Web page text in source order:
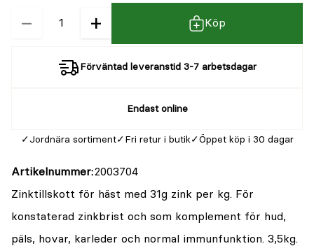
−
Kvantitet + Köp
Förväntad leveranstid 3-7 arbetsdagar
Endast online
Jordnära sortiment Fri retur i butik Öppet köp i 30 dagar
Artikelnummer 2003704
Zinktillskott för häst med 31g zink per kg. För
konstaterad zinkbrist och som komplement för hud,
päls, hovar, karleder och normal immunfunktion. 3,5kg.